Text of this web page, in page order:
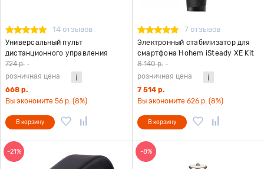
14 отзывов
Универсальный пульт
дистанционного управления
стабилизатором Hohem HRT-03
724 р. -
розничная цена
668 р.
Вы экономите 56 р. (8%)
В корзину
7 отзывов
Электронный стабилизатор для
смартфона Hohem iSteady XE Kit
черный
8 140 р. -
розничная цена
7 514 р.
Вы экономите 626 р. (8%)
В корзину
-21% -8%